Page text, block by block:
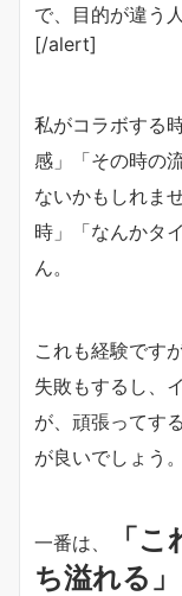
で、目的が違う
[/alert]
私がコラボする
感」「その時の
ないかもしれま
時」「なんかタ
ん。
これも経験です
失敗もするし、
が、頑張ってす
が良いでしょう。
一番は、 「こ
ち溢れる」